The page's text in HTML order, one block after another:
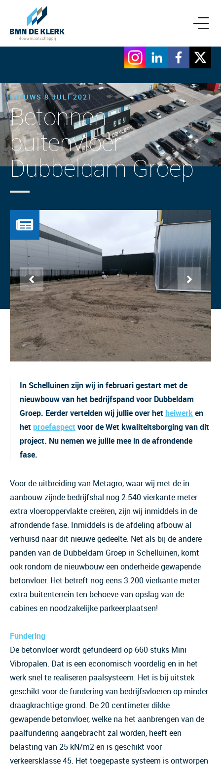
NIEUWS 8 JULI 2021
Betonnen
buitenvloer
Dubbeldam Groep
In Schelluinen zijn wij in februari gestart met de
nieuwbouw van het bedrijfspand voor Dubbeldam
Groep. Eerder vertelden wij jullie over het heiwerken
het proefaspect voor de Wet kwaliteitsborging van dit
project. Nu nemen we jullie mee in de afrondende
fase.
Voor de uitbreiding van Metagro, waar wij met de in
aanbouw zijnde bedrijfshal nog 2.540 vierkante meter
extra vloeroppervlakte creëren, zijn wij inmiddels in de
afrondende fase. Inmiddels is de afdeling afbouw al
verhuisd naar dit nieuwe gedeelte. Net als bij de andere
panden van de Dubbeldam Groep in Schelluinen, komt
ook rondom de nieuwbouw een onderheide gewapende
betonvloer. Het betreft nog eens 3.200 vierkante meter
extra buitenterrein ten behoeve van opslag van de
cabines en noodzakelijke parkeerplaatsen!
Fundering
De betonvloer wordt gefundeerd op 660 stuks Mini
Vibropalen. Dat is een economisch voordelig en in het
werk snel te realiseren paalsysteem. Het is bij uitstek
geschikt voor de fundering van bedrijfsvloeren op minder
draagkrachtige grond. De 20 centimeter dikke
gewapende betonvloer, welke na het aanbrengen van de
paalfundering aangebracht zal worden, heeft een
belasting van 25 kN/m2 en is geschikt voor
verkeersklasse 45. Het toegepaste systeem is ontworpen